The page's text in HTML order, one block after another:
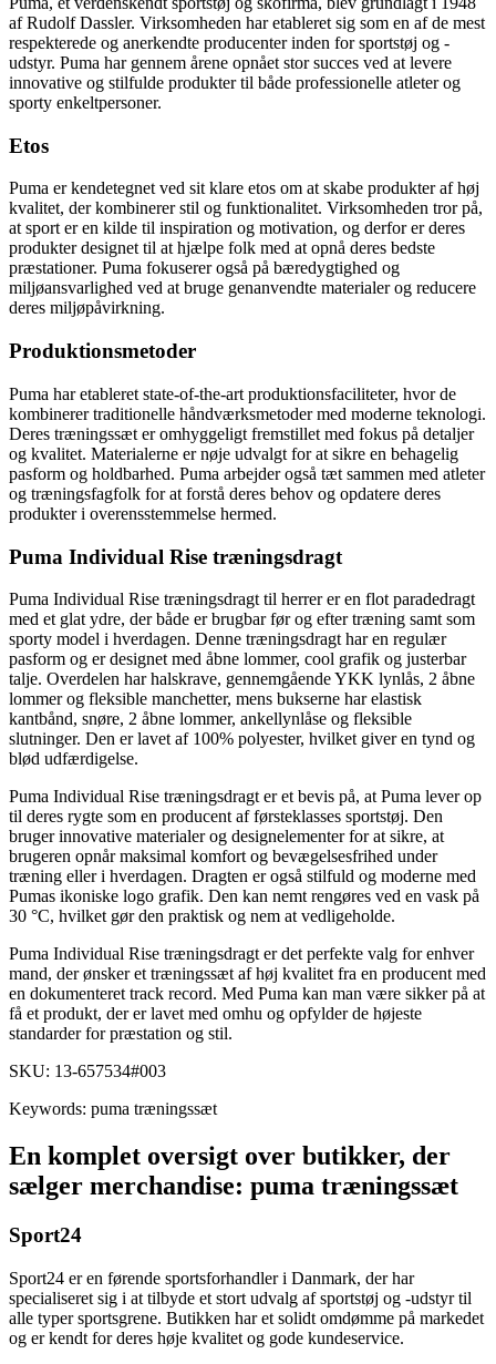
af Rudolf Dassler. Virksomheden har etableret sig som en af ​​de mest
respekterede og anerkendte producenter inden for sportstøj og -
udstyr. Puma har gennem årene opnået stor succes ved at levere
innovative og stilfulde produkter til både professionelle atleter og
sporty enkeltpersoner.
Etos
Puma er kendetegnet ved sit klare etos om at skabe produkter af høj
kvalitet, der kombinerer stil og funktionalitet. Virksomheden tror på,
at sport er en kilde til inspiration og motivation, og derfor er deres
produkter designet til at hjælpe folk med at opnå deres bedste
præstationer. Puma fokuserer også på bæredygtighed og
miljøansvarlighed ved at bruge genanvendte materialer og reducere
deres miljøpåvirkning.
Produktionsmetoder
Puma har etableret state-of-the-art produktionsfaciliteter, hvor de
kombinerer traditionelle håndværksmetoder med moderne teknologi.
Deres træningssæt er omhyggeligt fremstillet med fokus på detaljer
og kvalitet. Materialerne er nøje udvalgt for at sikre en behagelig
pasform og holdbarhed. Puma arbejder også tæt sammen med atleter
og træningsfagfolk for at forstå deres behov og opdatere deres
produkter i overensstemmelse hermed.
Puma Individual Rise træningsdragt
Puma Individual Rise træningsdragt til herrer er en flot paradedragt
med et glat ydre, der både er brugbar før og efter træning samt som
sporty model i hverdagen. Denne træningsdragt har en regulær
pasform og er designet med åbne lommer, cool grafik og justerbar
talje. Overdelen har halskrave, gennemgående YKK lynlås, 2 åbne
lommer og fleksible manchetter, mens bukserne har elastisk
kantbånd, snøre, 2 åbne lommer, ankellynlåse og fleksible
slutninger. Den er lavet af 100% polyester, hvilket giver en tynd og
blød udfærdigelse.
Puma Individual Rise træningsdragt er et bevis på, at Puma lever op
til deres rygte som en producent af førsteklasses sportstøj. Den
bruger innovative materialer og designelementer for at sikre, at
brugeren opnår maksimal komfort og bevægelsesfrihed under
træning eller i hverdagen. Dragten er også stilfuld og moderne med
Pumas ikoniske logo grafik. Den kan nemt rengøres ved en vask på
30 °C, hvilket gør den praktisk og nem at vedligeholde.
Puma Individual Rise træningsdragt er det perfekte valg for enhver
mand, der ønsker et træningssæt af høj kvalitet fra en producent med
en dokumenteret track record. Med Puma kan man være sikker på at
få et produkt, der er lavet med omhu og opfylder de højeste
standarder for præstation og stil.
SKU: 13-657534#003
Keywords: puma træningssæt
En komplet oversigt over butikker, der
sælger merchandise: puma træningssæt
Sport24
Sport24 er en førende sportsforhandler i Danmark, der har
specialiseret sig i at tilbyde et stort udvalg af sportstøj og -udstyr til
alle typer sportsgrene. Butikken har et solidt omdømme på markedet
og er kendt for deres høje kvalitet og gode kundeservice.